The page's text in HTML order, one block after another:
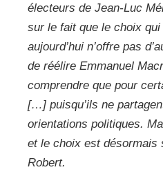
électeurs de Jean-Luc
sur le fait que le choix
aujourd’hui n’offre pas
de réélire Emmanuel
comprendre que pour
[…] puisqu’ils ne
orientations politiques.
et le choix est désormais
Robert.